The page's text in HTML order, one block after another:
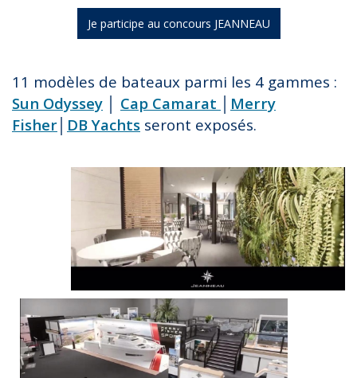
Je participe au concours JEANNEAU
11 modèles de bateaux parmi les 4 gammes :
Sun Odyssey
Cap Camarat
Merry
Fisher DB Yachts seront exposés.